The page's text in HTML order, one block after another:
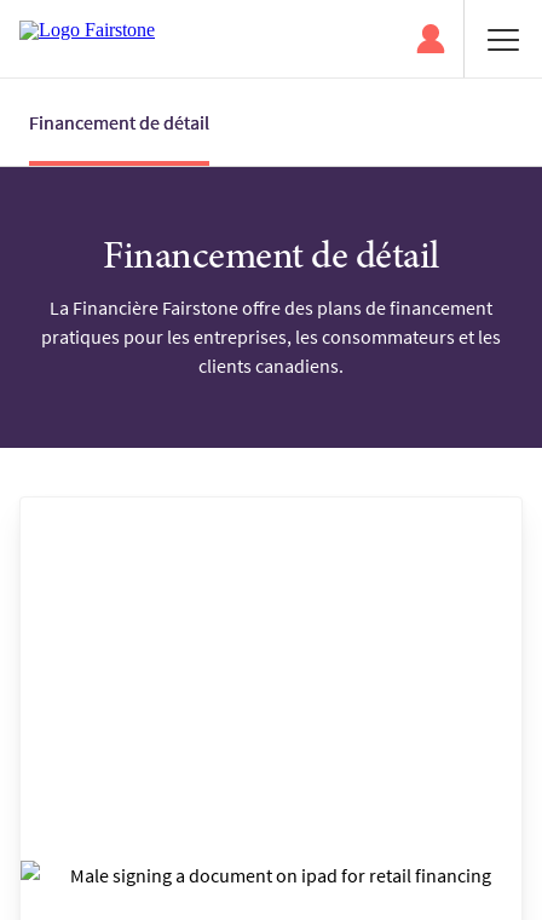
Financement de détail
Financement de détail
La Financière Fairstone offre des plans de financement
pratiques pour les entreprises, les consommateurs et les
clients canadiens.